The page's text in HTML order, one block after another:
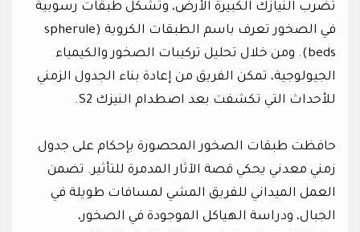
تضرب النيازك الكبيرة الأرض، وتشكل طبقات رسوبية
في الصخور تعرف باسم الطبقات الكروية (spherule
beds). ومن خلال تحليل تركيبات الصخور والكيمياء
الجيولوجية، تمكن الفريق من إعادة بناء الجدول الزمني
للأحداث التي تكشفت بعد اصطدام النيزك S2.
حافظت طبقات الصخور المحصورة بإحكام على جدول
زمني معدني يحكي قصة الآثار المدمرة للتأثير. تضمن
العمل الميداني للفريق المشي لمسافات طويلة في
الجبال، ودراسة الهياكل الموجودة في الصخور،